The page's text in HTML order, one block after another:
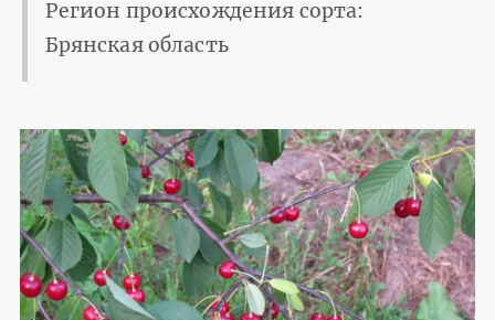
Регион происхождения сорта:
Брянская область